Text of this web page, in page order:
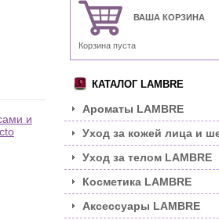
и
ВАША КОРЗИНА
Корзина пуста
КАТАЛОГ LAMBRE
Ароматы LAMBRE
Уход за кожей лица и
Уход за телом LAMBRE
Косметика LAMBRE
Аксессуары LAMBRE